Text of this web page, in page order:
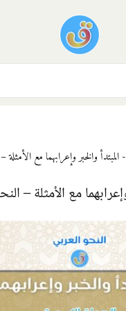
-المبتدأ والخبر وإعرابهما مع الأمثلة
مع الأمثلة –